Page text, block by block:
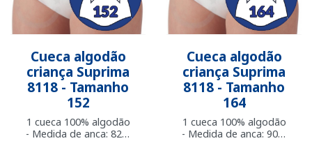
Cueca algodão
criança Suprima
8118 - Tamanho
152
1 cueca 100% algodão
- Medida de anca: 82 a
Cueca algodão
criança Suprima
8118 - Tamanho
164
1 cueca 100% algodão
- Medida de anca: 90 a